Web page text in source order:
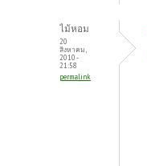
ไม้หอม
20
สิงหาคม,
2010 -
21:58
permalink